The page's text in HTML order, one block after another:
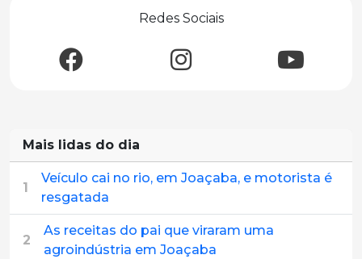
Redes Sociais
Mais lidas do dia
1
Veículo cai no rio, em Joaçaba, e motorista é
resgatada
2
As receitas do pai que viraram uma
agroindústria em Joaçaba